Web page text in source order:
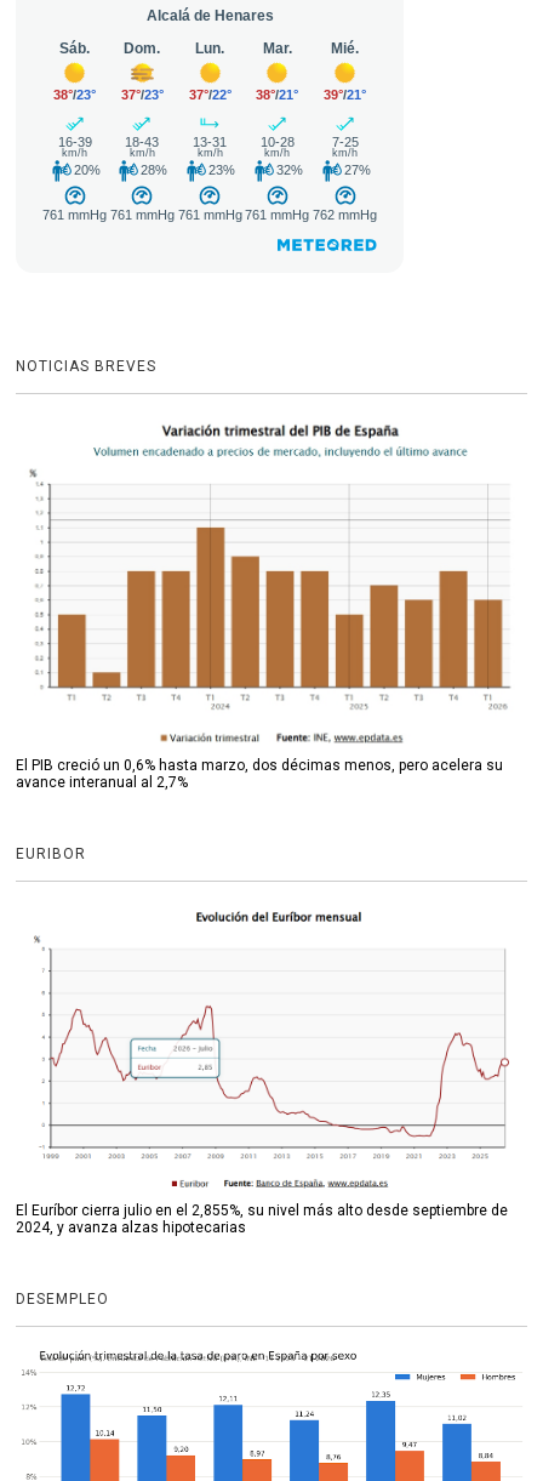
NOTICIAS BREVES
El PIB creció un 0,6% hasta marzo, dos décimas menos, pero acelera su
avance interanual al 2,7%
EURIBOR
El Euríbor cierra julio en el 2,855%, su nivel más alto desde septiembre de
2024, y avanza alzas hipotecarias
DESEMPLEO